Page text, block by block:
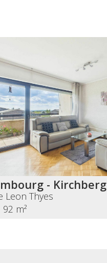
- Kirchberg
Leon Thyes
92 m²